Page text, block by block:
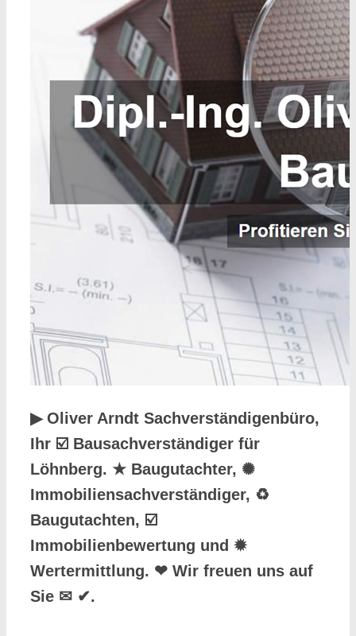
▶︎ Oliver Arndt Sachverständigenbüro,
Ihr ☑️ Bausachverständiger für
Löhnberg. ★ Baugutachter, ✺
Immobiliensachverständiger, ♻
Baugutachten, ☑️
Immobilienbewertung und ✹
Wertermittlung. ❤ Wir freuen uns auf
Sie ✉ ✔.